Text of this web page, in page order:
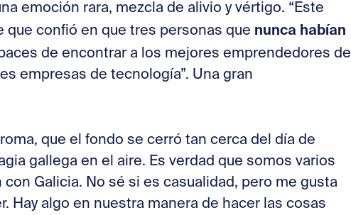
emoción rara, mezcla de alivio y vértigo. “Este
que confió en que tres personas que nunca habían
de encontrar a los mejores emprendedores de
empresas de tecnología”. Una gran
que el fondo se cerró tan cerca del día de
gallega en el aire. Es verdad que somos varios
Galicia. No sé si es casualidad, pero me gusta
Hay algo en nuestra manera de hacer las cosas